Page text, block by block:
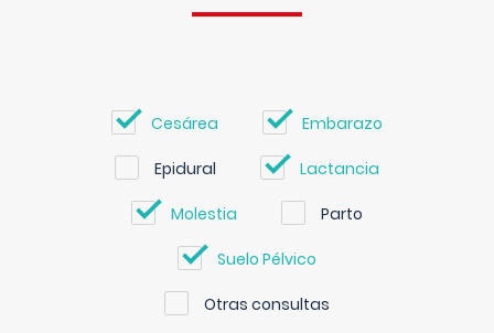
Cesárea Embarazo
Epidural Lactancia
Molestia Parto
Suelo Pélvico
Otras consultas